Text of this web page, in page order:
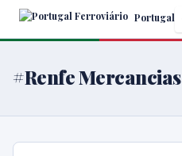
Skip
content
Portugal
#Renfe Mercancias